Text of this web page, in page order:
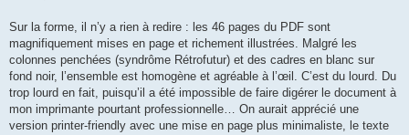
Sur la forme, il n’y a rien à redire : les 46 pages du PDF sont
magnifiquement mises en page et richement illustrées. Malgré les
colonnes penchées (syndrôme Rétrofutur) et des cadres en blanc sur
fond noir, l’ensemble est homogène et agréable à l’œil. C’est du lourd. Du
trop lourd en fait, puisqu’il a été impossible de faire digérer le document à
mon imprimante pourtant professionnelle… On aurait apprécié une
version printer-friendly avec une mise en page plus minimaliste, le texte